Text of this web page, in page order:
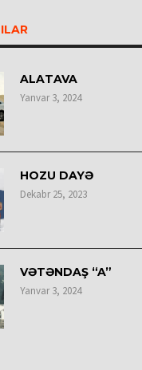
ALATAVA
Yanvar 3, 2024
HOZU DAYƏ
Dekabr 25, 2023
VƏTƏNDAŞ “A”
Yanvar 3, 2024